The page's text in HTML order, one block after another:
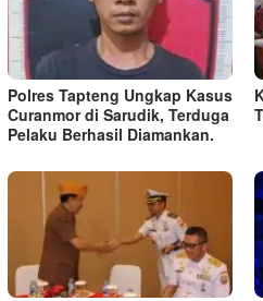
Polres Tapteng Ungkap Kasus
Curanmor di Sarudik, Terduga
Pelaku Berhasil Diamankan.